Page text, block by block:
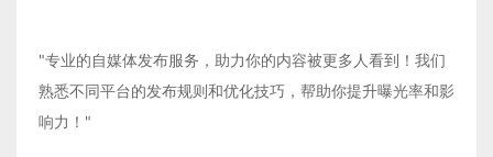
"专业的自媒体发布服务，助力你的内容被更多人看到！我们
熟悉不同平台的发布规则和优化技巧，帮助你提升曝光率和影
响力！"